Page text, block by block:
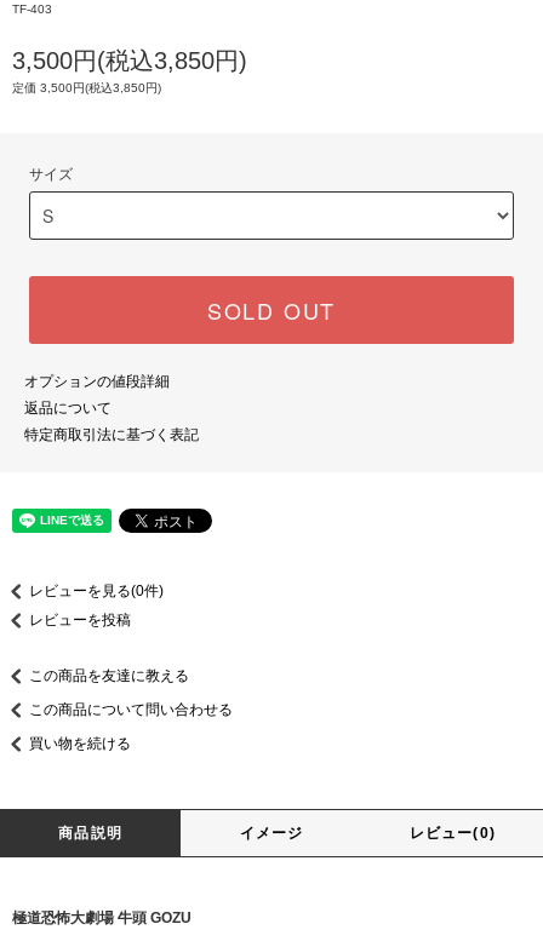
TF-403
3,500円(税込3,850円)
定価 3,500円(税込3,850円)
サイズ
SOLD OUT
オプションの値段詳細
返品について
特定商取引法に基づく表記
レビューを見る(0件)
レビューを投稿
この商品を友達に教える
この商品について問い合わせる
買い物を続ける
商品説明 イメージ レビュー(0)
極道恐怖大劇場 牛頭 GOZU